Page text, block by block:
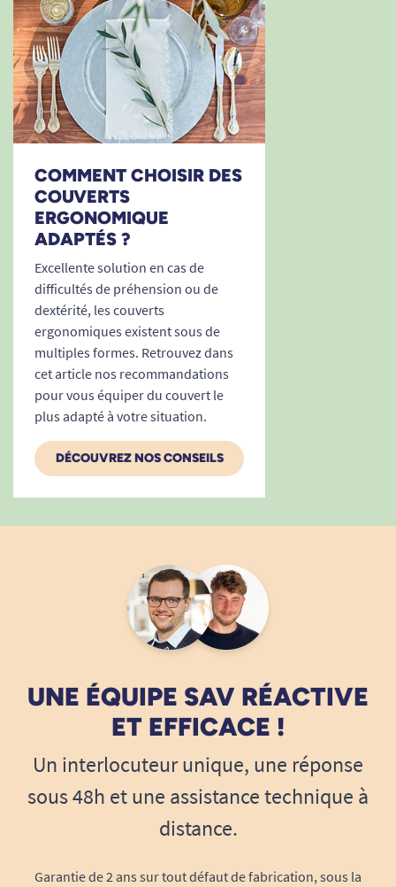
COMMENT CHOISIR DES
COUVERTS
ERGONOMIQUE
ADAPTÉS ?
Excellente solution en cas de
difficultés de préhension ou de
dextérité, les couverts
ergonomiques existent sous de
multiples formes. Retrouvez dans
cet article nos recommandations
pour vous équiper du couvert le
plus adapté à votre situation.
DÉCOUVREZ NOS CONSEILS
UNE ÉQUIPE SAV RÉACTIVE
ET EFFICACE !
Un interlocuteur unique, une réponse
sous 48h et une assistance technique à
distance.
Garantie de 2 ans sur tout défaut de fabrication, sous la